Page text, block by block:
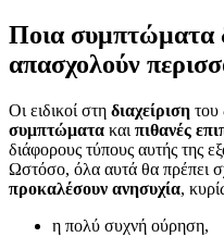
Ποια συμπτώματα
απασχολούν
Οι ειδικοί στη διαχείριση του
συμπτώματα και πιθανές
διάφορους τύπους αυτής της
Ωστόσο, όλα αυτά θα πρέπει
προκαλέσουν ανησυχία,
η πολύ συχνή ούρηση,